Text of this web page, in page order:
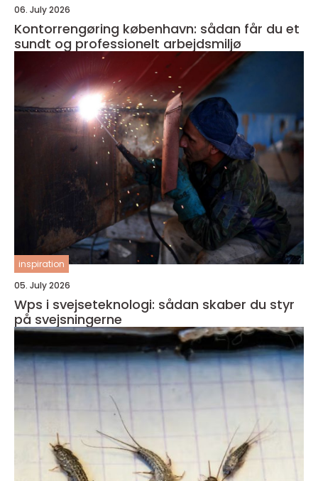
06. July 2026
Kontorrengøring københavn: sådan får du et
sundt og professionelt arbejdsmiljø
inspiration
05. July 2026
Wps i svejseteknologi: sådan skaber du styr
på svejsningerne